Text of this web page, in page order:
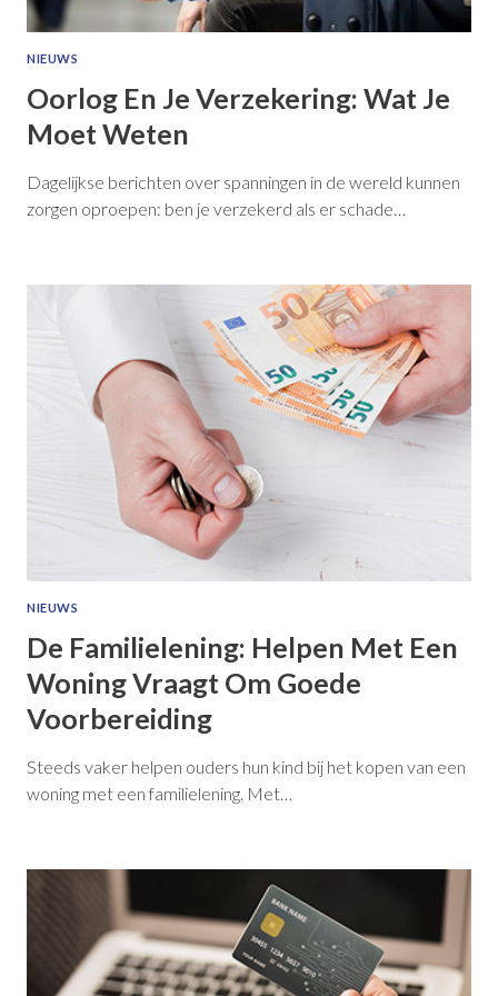
NIEUWS
Oorlog En Je Verzekering: Wat Je
Moet Weten
Dagelijkse berichten over spanningen in de wereld kunnen
zorgen oproepen: ben je verzekerd als er schade…
NIEUWS
De Familielening: Helpen Met Een
Woning Vraagt Om Goede
Voorbereiding
Steeds vaker helpen ouders hun kind bij het kopen van een
woning met een familielening. Met…